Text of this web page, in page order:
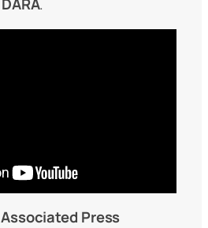
DARA.
Associated Press